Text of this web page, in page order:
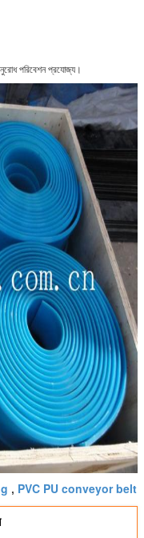
পরিবেশন প্রযোজ্য।
, PVC PU conveyor belt